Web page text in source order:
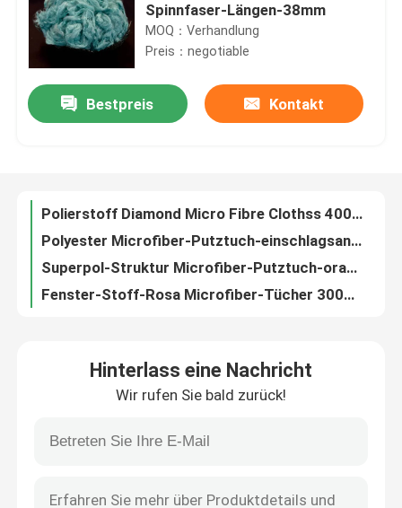
Produkte
Über uns
Qualitätskontrolle
Kontakt
Dickflüssige Spinnfaser
Recycelte Polyester-Stapelfaser
Polypropylen-Stapelfaser
Spinnfaser-Längen-38mm
MOQ：Verhandlung
Preis：negotiable
Bestpreis Kontakt
Polierstoff Diamond Micro Fibre Clothss 400gsm Microfiber
Polyester Microfiber-Putztuch-einschlagsandwich-Stoff für Küche
Superpol-Struktur Microfiber-Putztuch-orange Küchen-Reiniger-Stoff
Fenster-Stoff-Rosa Microfiber-Tücher 300gsm Microfiber für Badezimmer-Reinigung
Hinterlass eine Nachricht
Wir rufen Sie bald zurück!